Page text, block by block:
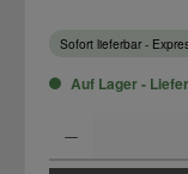
Sofort lieferbar -
Auf Lager -